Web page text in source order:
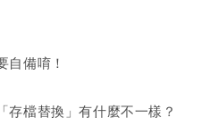
自備唷！
存檔替換」有什麼不一樣？